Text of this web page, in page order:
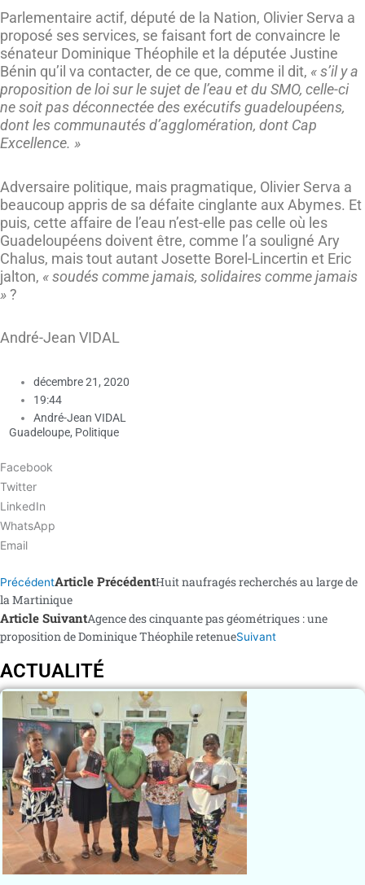
Parlementaire actif, député de la Nation, Olivier Serva a
proposé ses services, se faisant fort de convaincre le
sénateur Dominique Théophile et la députée Justine
Bénin qu’il va contacter, de ce que, comme il dit, « s’il y a
proposition de loi sur le sujet de l’eau et du SMO, celle-ci
ne soit pas déconnectée des exécutifs guadeloupéens,
dont les communautés d’agglomération, dont Cap
Excellence. »
Adversaire politique, mais pragmatique, Olivier Serva a
beaucoup appris de sa défaite cinglante aux Abymes. Et
puis, cette affaire de l’eau n’est-elle pas celle où les
Guadeloupéens doivent être, comme l’a souligné Ary
Chalus, mais tout autant Josette Borel-Lincertin et Eric
jalton, « soudés comme jamais, solidaires comme jamais
»?
André-Jean VIDAL
décembre 21, 2020
19:44
André-Jean VIDAL
Guadeloupe, Politique
Facebook
Twitter
LinkedIn
WhatsApp
Email
PrécédentArticle PrécédentHuit naufragés recherchés au large de
la Martinique
Article SuivantAgence des cinquante pas géométriques : une
proposition de Dominique Théophile retenueSuivant
ACTUALITÉ